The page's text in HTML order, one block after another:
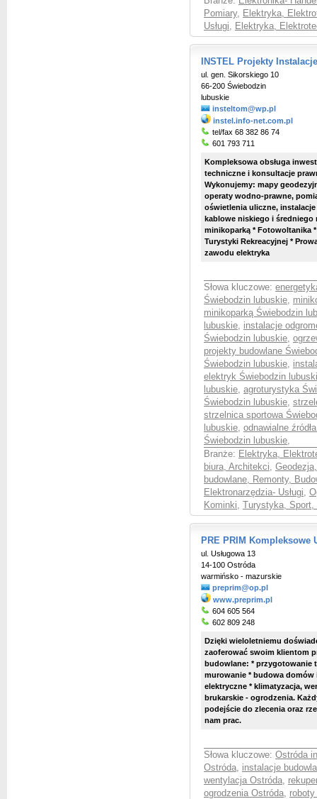
Pomiary, Elektryka,
Usługi, Elektryka,
INSTEL Projekty
ul. gen. Sikorskiego 10
66-200 Świebodzin
lubuskie
insteltom@wp.pl
instel.info-net.com.pl
tel/fax 68 382 86 74
601 793 711
Kompleksowa obsługa
techniczne i konsultacje
Wykonujemy: mapy
operaty wodno-prawne,
oświetlenia uliczne,
kablowe niskiego i średniego
minikoparką * Fotowoltanika
Turystyki Rekreacyjnej *
zawodu elektryka
Słowa kluczowe:
Świebodzin lubuskie,
minikoparką Świebodzin
lubuskie, instalacje
Świebodzin lubuskie,
projekty budowlane
Świebodzin lubuskie,
elektryk Świebodzin
lubuskie, agroturystyka
Świebodzin lubuskie,
strzelnica sportowa
lubuskie, odnawialne
Świebodzin lubuskie,
Branże: Elektryka,
biura, Architekci,
budowlane, Remonty,
Elektronarzędzia- Usługi,
Kominki, Turystyka,
PRE PRIM Kompleksowe
ul. Usługowa 13
14-100 Ostróda
warmińsko - mazurskie
preprim@op.pl
www.preprim.pl
604 605 564
602 809 248
Dzięki wieloletniemu
zaoferować swoim klientom p
budowlane: * przygotowanie
murowanie * budowa
elektryczne * klimatyzacja,
brukarskie - ogrodzenia.
podejście do zlecenia oraz
nam prac.
Słowa kluczowe: Ostróda
Ostróda, instalacje
wentylacja Ostróda,
ogrodzenia Ostróda,